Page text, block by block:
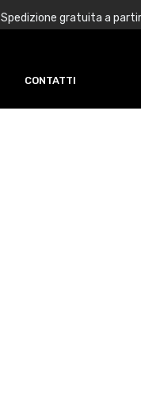
CONTATTI
Spedizione gratuita a